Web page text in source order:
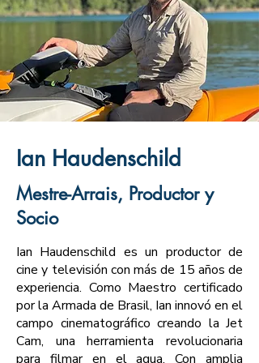
Ian Haudenschild
Mestre-Arrais, Productor y
Socio
Ian Haudenschild es un productor de
cine y televisión con más de 15 años de
experiencia. Como Maestro certificado
por la Armada de Brasil, Ian innovó en el
campo cinematográfico creando la Jet
Cam, una herramienta revolucionaria
para filmar en el agua. Con amplia